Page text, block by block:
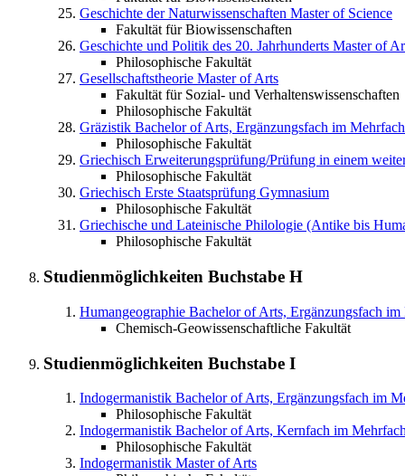
Geschichte der Naturwissenschaften Master of Science
Fakultät für Biowissenschaften
Geschichte und Politik des 20. Jahrhunderts Master of
Philosophische Fakultät
Gesellschaftstheorie Master of Arts
Fakultät für Sozial- und Verhaltenswissenschaften
Philosophische Fakultät
Gräzistik Bachelor of Arts, Ergänzungsfach im
Philosophische Fakultät
Griechisch Erweiterungsprüfung/Prüfung in einem
Philosophische Fakultät
Griechisch Erste Staatsprüfung Gymnasium
Philosophische Fakultät
Griechische und Lateinische Philologie (Antike bis
Philosophische Fakultät
Studienmöglichkeiten Buchstabe H
Humangeographie Bachelor of Arts, Ergänzungsfach
Chemisch-Geowissenschaftliche Fakultät
Studienmöglichkeiten Buchstabe I
Indogermanistik Bachelor of Arts, Ergänzungsfach im
Philosophische Fakultät
Indogermanistik Bachelor of Arts, Kernfach im
Philosophische Fakultät
Indogermanistik Master of Arts